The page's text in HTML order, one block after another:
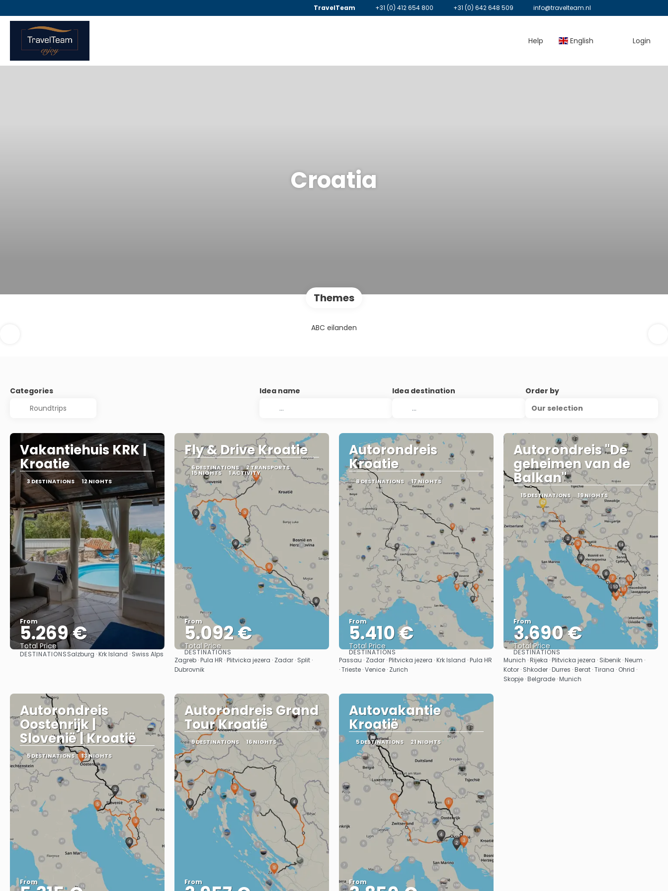
TravelTeam +31 (0) 412 654 800 +31 (0) 642 648 509 info@travelteam.nl
Help English Login
Croatia
Themes
ABC eilanden
Categories Idea name Idea destination
Order by
Our selection
Vakantiehuis KRK |
Kroatie
3 DESTINATIONS 12 NIGHTS
From
5.269 €
Total Price
See
DESTINATIONSSalzburg · Krk Island · Swiss Alps
Fly & Drive Kroatie
6 DESTINATIONS 2 TRANSPORTS
15 NIGHTS 1 ACTIVITY
From
5.092 €
Total Price
See
DESTINATIONS
Zagreb · Pula HR · Plitvicka jezera · Zadar · Split ·
Dubrovnik
Autorondreis
Kroatie
8 DESTINATIONS 17 NIGHTS
From
5.410 €
Total Price
See
DESTINATIONS
Passau · Zadar · Plitvicka jezera · Krk Island · Pula HR
· Trieste · Venice · Zurich
Autorondreis "De
geheimen van de
Balkan"
15 DESTINATIONS 19 NIGHTS
From
3.690 €
Total Price
See
DESTINATIONS
Munich · Rijeka · Plitvicka jezera · Sibenik · Neum ·
Kotor · Shkoder · Durres · Berat · Tirana · Ohrid ·
Skopje · Belgrade · Munich
Autorondreis
Oostenrijk |
Slovenië | Kroatië
5 DESTINATIONS 13 NIGHTS
From
Autorondreis Grand
Tour Kroatië
9 DESTINATIONS 16 NIGHTS
From
Autovakantie
Kroatië
5 DESTINATIONS 21 NIGHTS
From